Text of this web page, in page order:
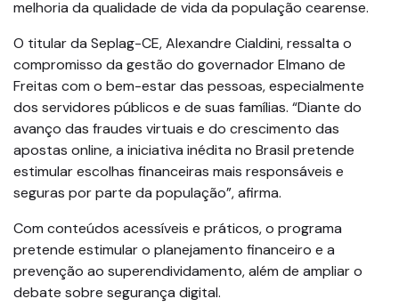
melhoria da qualidade de vida da população cearense.
O titular da Seplag-CE, Alexandre Cialdini, ressalta o
compromisso da gestão do governador Elmano de
Freitas com o bem-estar das pessoas, especialmente
dos servidores públicos e de suas famílias. “Diante do
avanço das fraudes virtuais e do crescimento das
apostas online, a iniciativa inédita no Brasil pretende
estimular escolhas financeiras mais responsáveis e
seguras por parte da população”, afirma.
Com conteúdos acessíveis e práticos, o programa
pretende estimular o planejamento financeiro e a
prevenção ao superendividamento, além de ampliar o
debate sobre segurança digital.